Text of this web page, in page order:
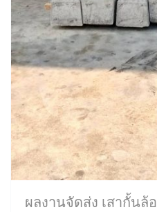
ผลงานจัดส่ง เสากั้นล้อ